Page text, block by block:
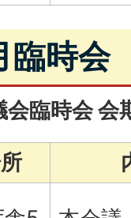
臨時会
臨時会 会